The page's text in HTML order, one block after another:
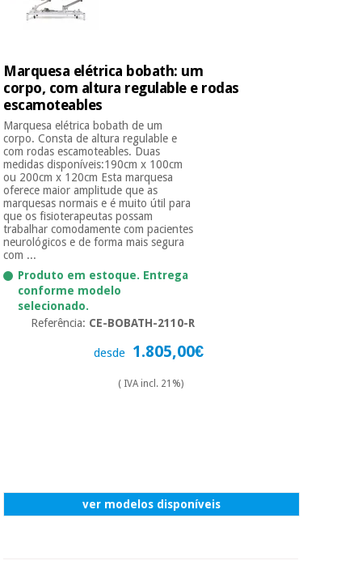
Marquesa elétrica bobath: um
corpo, com altura regulable e rodas
escamoteables
Marquesa elétrica bobath de um
corpo. Consta de altura regulable e
com rodas escamoteables. Duas
medidas disponíveis:190cm x 100cm
ou 200cm x 120cm Esta marquesa
oferece maior amplitude que as
marquesas normais e é muito útil para
que os fisioterapeutas possam
trabalhar comodamente com pacientes
neurológicos e de forma mais segura
com ...
Produto em estoque. Entrega
conforme modelo
selecionado.
Referência: CE-BOBATH-2110-R
desde 1.805,00€
( IVA incl. 21%)
ver modelos disponíveis